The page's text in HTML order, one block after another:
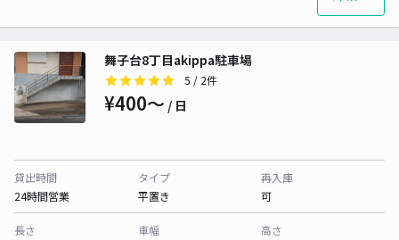
舞子台8丁目akippa駐車場
5 / 2件
¥400〜 / 日
貸出時間
24時間営業
タイプ
平置き
再入庫
可
長さ
車幅
高さ